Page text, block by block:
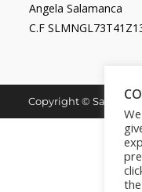
Angela Salamanca
C.F
Copyright ©